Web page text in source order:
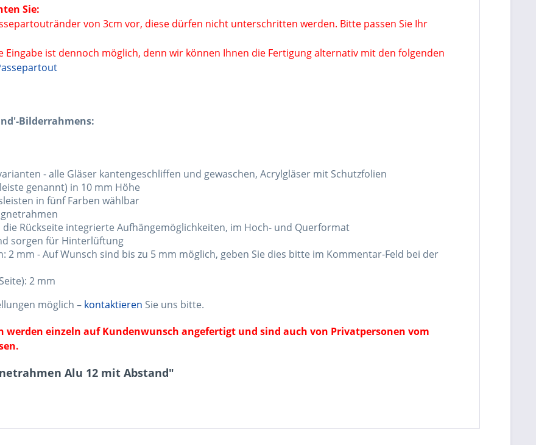
Sie:
von 3cm vor, diese dürfen nicht unterschritten werden. Bitte passen Sie Ihr
Eingabe ist dennoch möglich, denn wir können Ihnen die Fertigung alternativ mit den folgenden
Bilderrahmens:
- alle Gläser kantengeschliffen und gewaschen, Acrylgläser mit Schutzfolien
genannt) in 10 mm Höhe
in fünf Farben wählbar
Rückseite integrierte Aufhängemöglichkeiten, im Hoch- und Querformat
sorgen für Hinterlüftung
2 mm - Auf Wunsch sind bis zu 5 mm möglich, geben Sie dies bitte im Kommentar-Feld bei der
2 mm
möglich – kontaktieren Sie uns bitte.
werden einzeln auf Kundenwunsch angefertigt und sind auch von Privatpersonen vom
Alu 12 mit Abstand"